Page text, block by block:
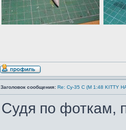
Заголовок сообщения: Re: Су-35 С (М 1:48 KITTY
Судя по фоткам,